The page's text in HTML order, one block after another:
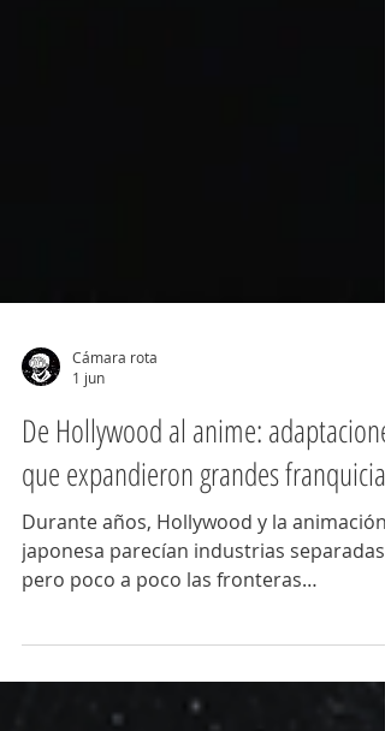
Cámara rota
1 jun
De Hollywood al anime: adaptaciones
que expandieron grandes franquicias
pero poco a poco las fronteras
comenzaron a difuminarse. El resultado